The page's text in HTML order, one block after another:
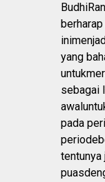
yang
sebagai
pada
tentunya